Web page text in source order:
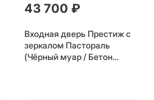
43 700 ₽
Входная дверь Престиж с
зеркалом Пастораль
(Чёрный муар / Бетон